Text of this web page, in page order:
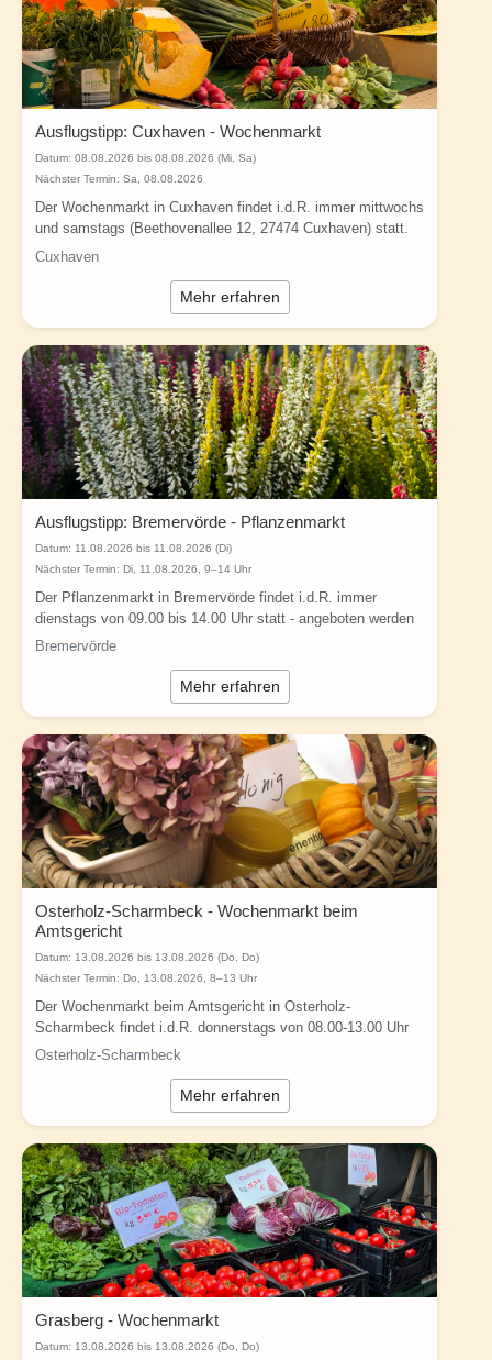
Ausflugstipp: Cuxhaven - Wochenmarkt
Datum: 08.08.2026 bis 08.08.2026 (Mi, Sa)
Nächster Termin: Sa, 08.08.2026
Der Wochenmarkt in Cuxhaven findet i.d.R. immer mittwochs
und samstags (Beethovenallee 12, 27474 Cuxhaven) statt.
Öffnungszeiten: Sommerzeit...
Cuxhaven
Mehr erfahren
Ausflugstipp: Bremervörde - Pflanzenmarkt
Datum: 11.08.2026 bis 11.08.2026 (Di)
Nächster Termin: Di, 11.08.2026, 9–14 Uhr
Der Pflanzenmarkt in Bremervörde findet i.d.R. immer
dienstags von 09.00 bis 14.00 Uhr statt - angeboten werden
eine Vielzahl verschiedenster...
Bremervörde
Mehr erfahren
Osterholz-Scharmbeck - Wochenmarkt beim
Amtsgericht
Datum: 13.08.2026 bis 13.08.2026 (Do, Do)
Nächster Termin: Do, 13.08.2026, 8–13 Uhr
Der Wochenmarkt beim Amtsgericht in Osterholz-
Scharmbeck findet i.d.R. donnerstags von 08.00-13.00 Uhr
statt - Infos unter: www.marktgilde.de - alle...
Osterholz-Scharmbeck
Mehr erfahren
Grasberg - Wochenmarkt
Datum: 13.08.2026 bis 13.08.2026 (Do, Do)